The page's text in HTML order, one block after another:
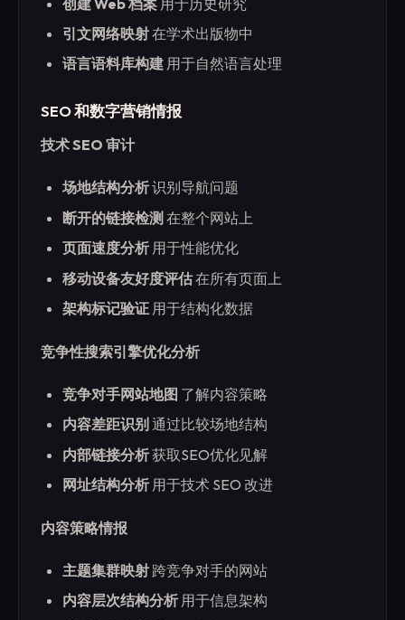
引文网络映射在学术出版物中
语言语料库构建 用于自然语言处理
SEO 和数字营销情报
技术 SEO 审计
场地结构分析识别导航问题
断开的链接检测 在整个网站上
页面速度分析 用于性能优化
移动设备友好度评估在所有页面上
架构标记验证 用于结构化数据
竞争性搜索引擎优化分析
竞争对手网站地图 了解内容策略
内容差距识别 通过比较场地结构
内部链接分析获取SEO优化见解
网址结构分析 用于技术 SEO 改进
内容策略情报
主题集群映射 跨竞争对手的网站
内容层次结构分析 用于信息架构